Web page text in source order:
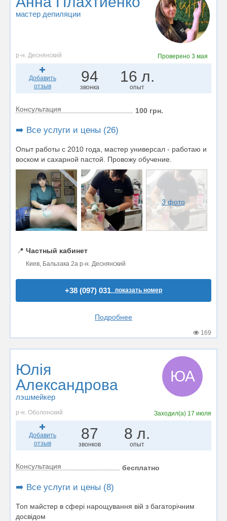
мастер депиляции
р-н. Деснянский Проверено 3 мая
Добавить
отзыв
94
звонка
16 л.
опыт
Консультация 100 грн.
➡️ Все услуги и цены (26)
Опыт работы с 2010 года, мастер универсал - работаю и
воском и сахарной пастой. Провожу обучение.
3 фото
📍 Частный кабинет
Киев, Бальзака 2а р-н. Деснянский
+38 (097) 031..показать номер
Подробнее
169
Юлія
Александрова
лэшмейкер
ЮА
р-н. Оболонский Заходил(а) 17 июля
Добавить
отзыв
87
звонков
8 л.
опыт
Консультация бесплатно
➡️ Все услуги и цены (8)
Топ майстер в сфері нарощування вій з багаторічним
досвідом